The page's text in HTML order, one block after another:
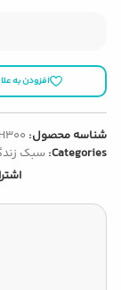
افزودن به
شناسه محصول:
Categories: سبک